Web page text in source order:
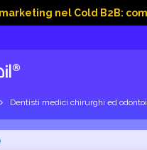
nel Cold B2B: come
Dentisti medici chirurghi ed